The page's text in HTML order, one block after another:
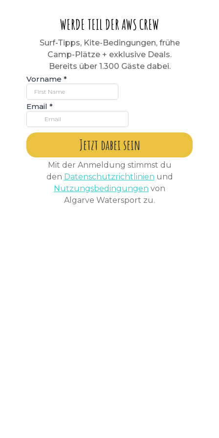
WERDE TEIL DER AWS CREW
Surf-Tipps, Kite-Bedingungen, frühe
Camp-Plätze + exklusive Deals.
Bereits über 1.300 Gäste dabei.
Vorname *
Email *
Jetzt dabei sein
Mit der Anmeldung stimmst du
den Datenschutzrichtlinien und
Nutzungsbedingungen von
Algarve Watersport zu.